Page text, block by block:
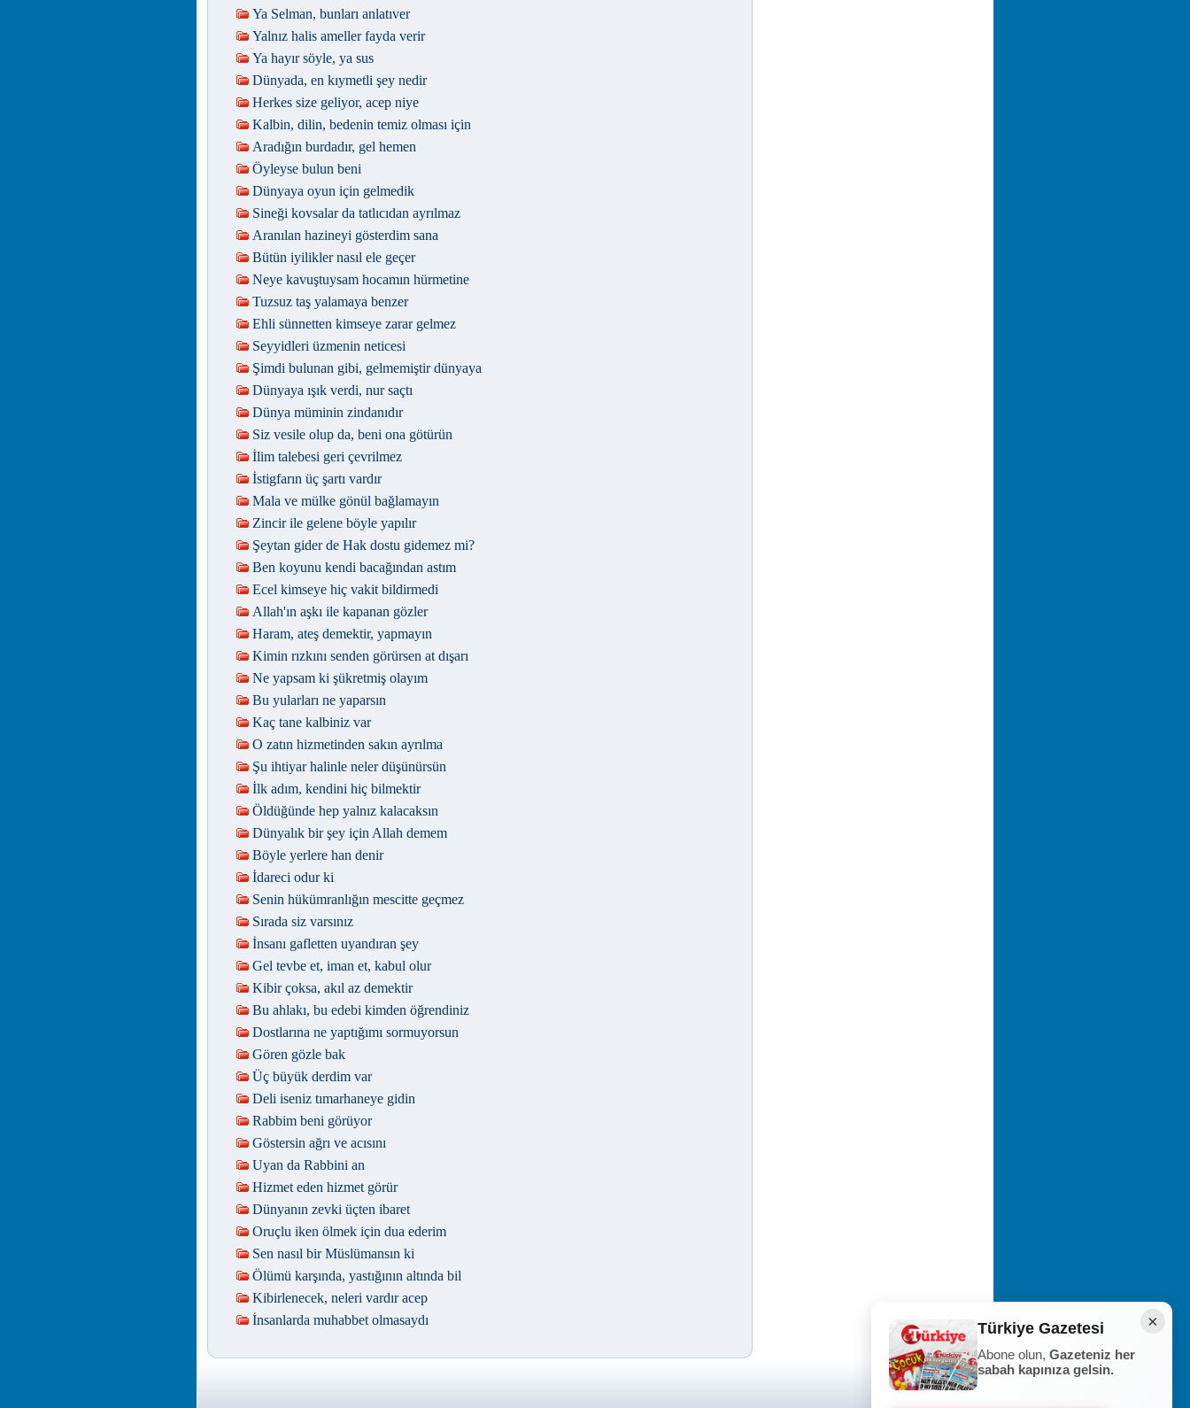
Ya Selman, bunları anlatıver
Yalnız halis ameller fayda verir
Ya hayır söyle, ya sus
Dünyada, en kıymetli şey nedir
Herkes size geliyor, acep niye
Kalbin, dilin, bedenin temiz olması için
Aradığın burdadır, gel hemen
Öyleyse bulun beni
Dünyaya oyun için gelmedik
Sineği kovsalar da tatlıcıdan ayrılmaz
Aranılan hazineyi gösterdim sana
Bütün iyilikler nasıl ele geçer
Neye kavuştuysam hocamın hürmetine
Tuzsuz taş yalamaya benzer
Ehli sünnetten kimseye zarar gelmez
Seyyidleri üzmenin neticesi
Şimdi bulunan gibi, gelmemiştir dünyaya
Dünyaya ışık verdi, nur saçtı
Dünya müminin zindanıdır
Siz vesile olup da, beni ona götürün
İlim talebesi geri çevrilmez
İstigfarın üç şartı vardır
Mala ve mülke gönül bağlamayın
Zincir ile gelene böyle yapılır
Şeytan gider de Hak dostu gidemez mi?
Ben koyunu kendi bacağından astım
Ecel kimseye hiç vakit bildirmedi
Allah'ın aşkı ile kapanan gözler
Haram, ateş demektir, yapmayın
Kimin rızkını senden görürsen at dışarı
Ne yapsam ki şükretmiş olayım
Bu yularları ne yaparsın
Kaç tane kalbiniz var
O zatın hizmetinden sakın ayrılma
Şu ihtiyar halinle neler düşünürsün
İlk adım, kendini hiç bilmektir
Öldüğünde hep yalnız kalacaksın
Dünyalık bir şey için Allah demem
Böyle yerlere han denir
İdareci odur ki
Senin hükümranlığın mescitte geçmez
Sırada siz varsınız
İnsanı gafletten uyandıran şey
Gel tevbe et, iman et, kabul olur
Kibir çoksa, akıl az demektir
Bu ahlakı, bu edebi kimden öğrendiniz
Dostlarına ne yaptığımı sormuyorsun
Gören gözle bak
Üç büyük derdim var
Deli iseniz tımarhaneye gidin
Rabbim beni görüyor
Göstersin ağrı ve acısını
Uyan da Rabbini an
Hizmet eden hizmet görür
Dünyanın zevki üçten ibaret
Oruçlu iken ölmek için dua ederim
Sen nasıl bir Müslümansın ki
Ölümü karşında, yastığının altında bil
Kibirlenecek, neleri vardır acep
İnsanlarda muhabbet olmasaydı
×
Türkiye Gazetesi
Abone olun, Gazeteniz her
sabah kapınıza gelsin.